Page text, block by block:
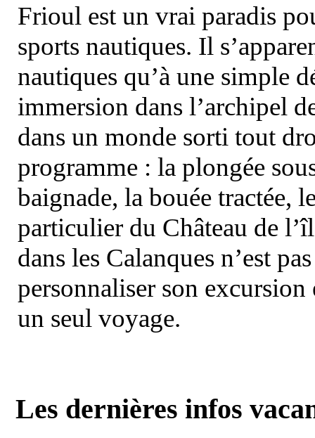
Frioul est un vrai paradis
sports nautiques. Il
nautiques qu’à une simple
immersion dans l’archipel
dans un monde sorti tout
programme : la plongée
baignade, la bouée tractée,
particulier du Château de
dans les Calanques n’est
personnaliser son
un seul voyage.
Les dernières infos